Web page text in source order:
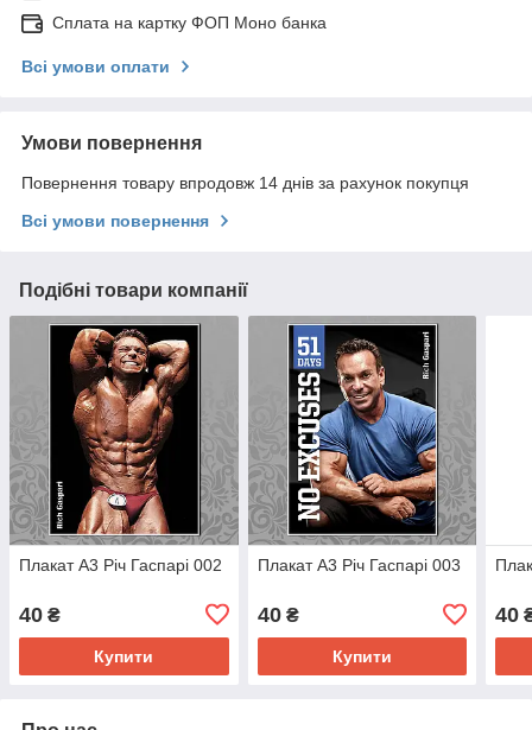
Сплата на картку ФОП Моно банка
Всі умови оплати
Умови повернення
Повернення товару впродовж 14 днів за рахунок покупця
Всі умови повернення
Подібні товари компанії
Плакат А3 Річ Гаспарі 002
40 ₴
Купити
Плакат А3 Річ Гаспарі 003
40₴
Купити
40